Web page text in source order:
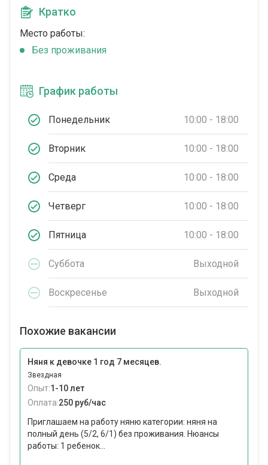
Кратко
Место работы:
Без проживания
График работы
Понедельник 10:00 - 18:00
Вторник 10:00 - 18:00
Среда 10:00 - 18:00
Четверг 10:00 - 18:00
Пятница 10:00 - 18:00
Суббота Выходной
Воскресенье Выходной
Похожие вакансии
Няня к девочке 1 год 7 месяцев.
Звездная
Опыт:1-10 лет
Оплата:250 руб/час
Приглашаем на работу няню категории: няня на
полный день (5/2, 6/1) без проживания. Нюансы
работы: 1 ребенок...